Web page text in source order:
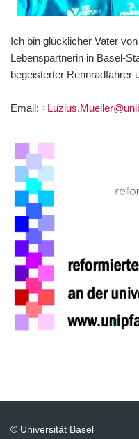
Ich bin glücklicher Vater
Lebenspartnerin in Basel-
begeisterter Rennradfahrer
Email:
© Universität Basel